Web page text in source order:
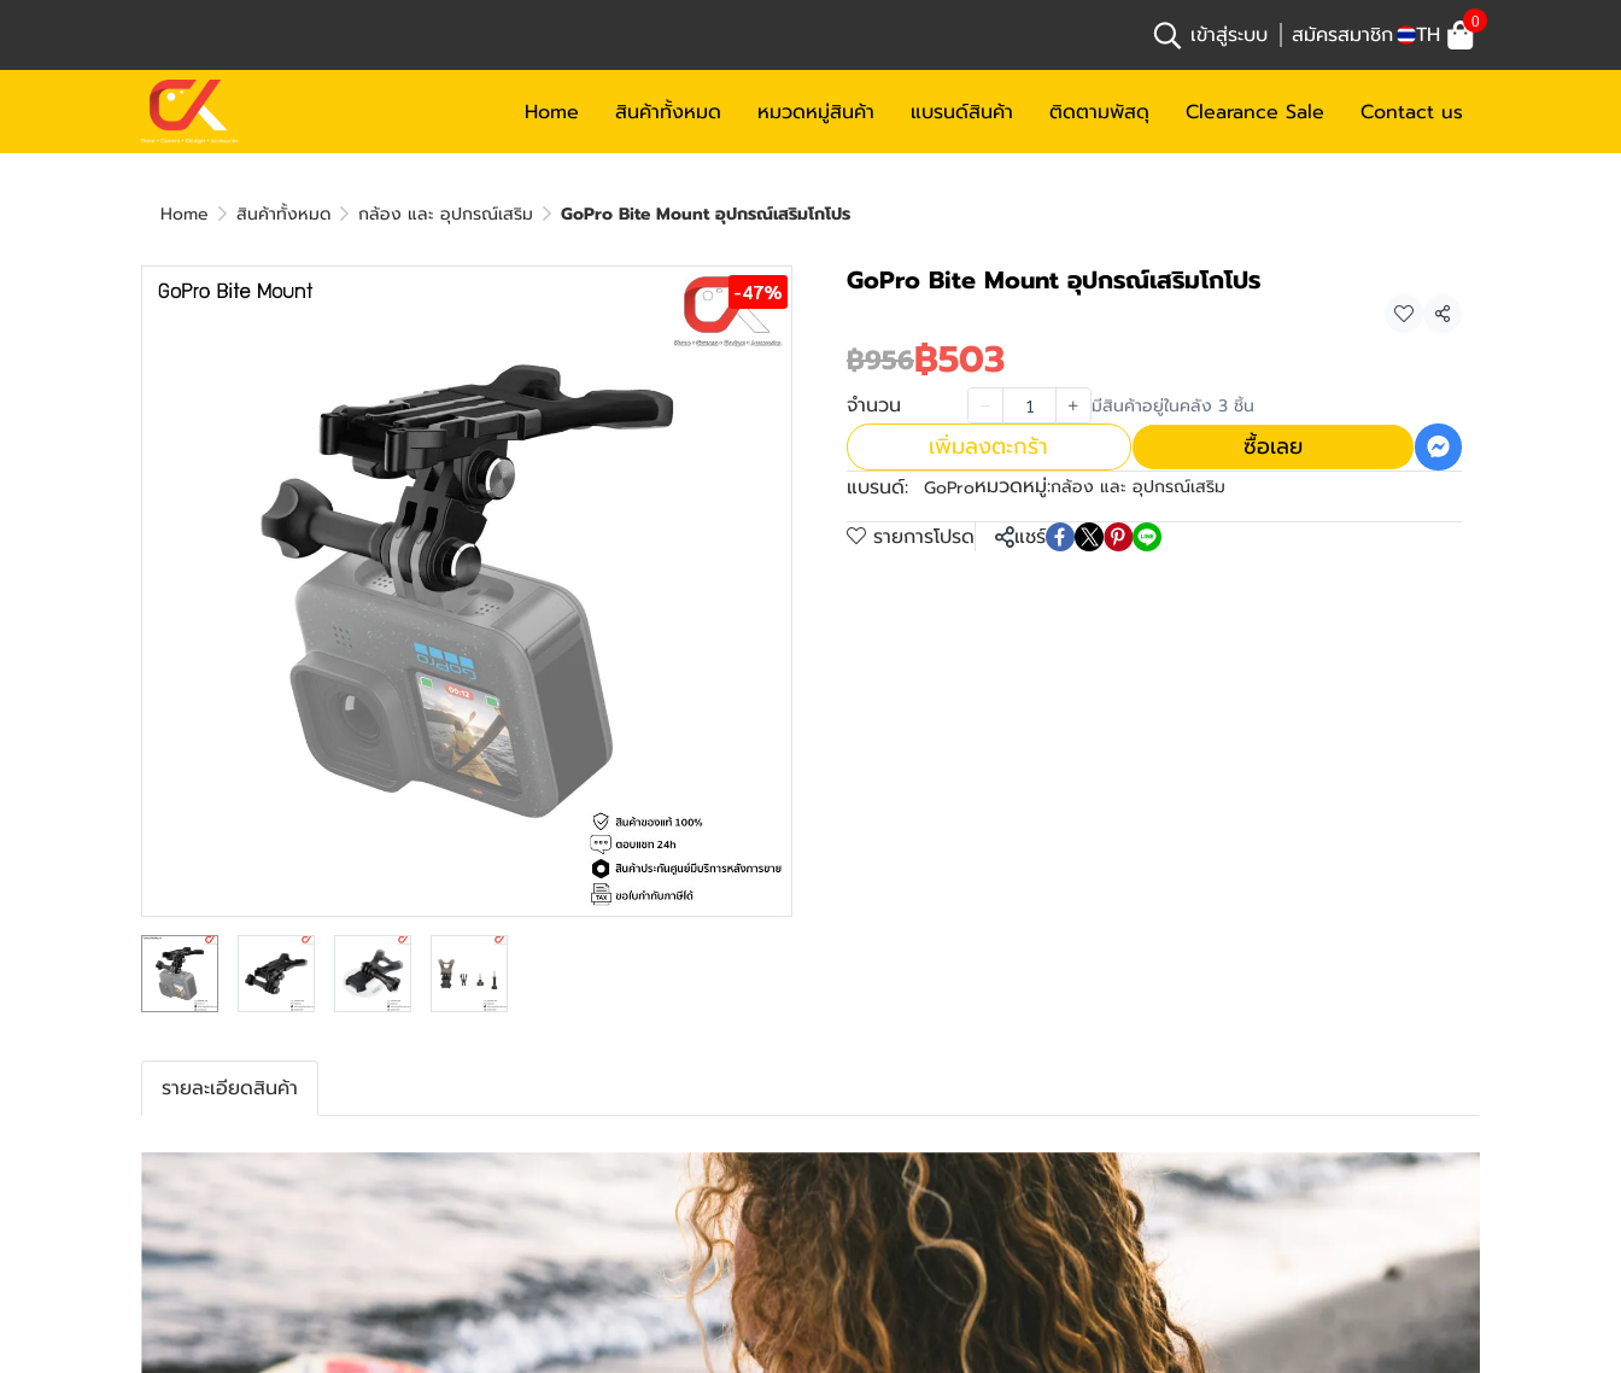
เข้าสู่ระบบ สมัครสมาชิก TH 0
Home สินค้าทั้งหมด หมวดหมู่สินค้า แบรนด์สินค้า ติดตามพัสดุ Clearance Sale Contact us
Home สินค้าทั้งหมด กล้อง และ อุปกรณ์เสริม GoPro Bite Mount อุปกรณ์เสริมโกโปร
-47% GoPro Bite Mount อุปกรณ์เสริมโกโปร
แชร์
฿956฿503
จำนวน มีสินค้าอยู่ในคลัง 3 ชิ้น
เพิ่มลงตะกร้า ซื้อเลย
แบรนด์: GoProหมวดหมู่:กล้อง และ อุปกรณ์เสริม
รายการโปรด แชร์
รายละเอียดสินค้า